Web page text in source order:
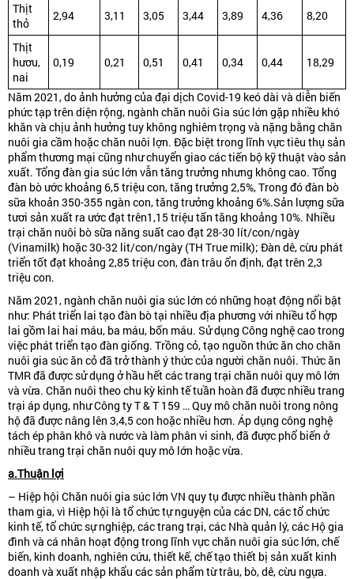
Thịt
thỏ
2,94 3,11 3,05 3,44 3,89 4,36 8,20
Thịt
hươu,
nai
0,19 0,21 0,51 0,41 0,34 0,44 18,29
Năm 2021, do ảnh hưởng của đại dịch Covid-19 keó dài và diễn biến
phức tạp trên diện rộng, ngành chăn nuôi Gia súc lớn gặp nhiều khó
khăn và chịu ảnh hưởng tuy không nghiêm trọng và nặng bằng chăn
nuôi gia cầm hoặc chăn nuôi lợn. Đặc biệt trong lĩnh vực tiêu thụ sản
phẩm thương mại cũng như chuyển giao các tiến bộ kỹ thuật vào sản
xuất. Tổng đàn gia súc lớn vẫn tăng trưởng nhưng không cao. Tổng
đàn bò ước khoảng 6,5 triệu con, tăng trưởng 2,5%, Trong đó đàn bò
sữa khoản 350-355 ngàn con, tăng trưởng khoảng 6%.Sản lượng sữa
tươi sản xuất ra ước đạt trên1,15 triệu tấn tăng khoảng 10%. Nhiều
trại chăn nuôi bò sữa năng suất cao đạt 28-30 lít/con/ngày
(Vinamilk) hoặc 30-32 lit/con/ngày (TH True milk); Đàn dê, cừu phát
triển tốt đạt khoảng 2,85 triệu con, đàn trâu ổn định, đạt trên 2,3
triệu con.
Năm 2021, ngành chăn nuôi gia súc lớn có những hoạt động nổi bật
như: Phát triển lai tạo đàn bò tại nhiều địa phương với nhiều tổ hợp
lai gồm lai hai máu, ba máu, bốn máu. Sử dụng Công nghệ cao trong
việc phát triển tạo đàn giống. Trồng cỏ, tạo nguồn thức ăn cho chăn
nuôi gia súc ăn cỏ đã trở thành ý thức của người chăn nuôi. Thức ăn
TMR đã được sử dụng ở hầu hết các trang trại chăn nuôi quy mô lớn
và vừa. Chăn nuôi theo chu kỳ kinh tế tuần hoàn đã được nhiều trang
trại áp dụng, như Công ty T & T 159 … Quy mô chăn nuôi trong nông
hộ đã được nâng lên 3,4,5 con hoặc nhiều hơn. Áp dụng công nghệ
tách ép phân khô và nước và làm phân vi sinh, đã được phổ biến ở
nhiều trang trại chăn nuôi quy mô lớn hoặc vừa.
a.Thuận lợi
– Hiệp hội Chăn nuôi gia súc lớn VN quy tụ được nhiều thành phần
tham gia, vì Hiệp hội là tổ chức tự nguyện của các DN, các tổ chức
kinh tế, tổ chức sự nghiệp, các trang trại, các Nhà quản lý, các Hộ gia
đình và cá nhân hoạt động trong lĩnh vực chăn nuôi gia súc lớn, chế
biến, kinh doanh, nghiên cứu, thiết kế, chế tạo thiết bị sản xuất kinh
doanh và xuất nhập khẩu các sản phẩm từ trâu, bò, dê, cừu ngựa.